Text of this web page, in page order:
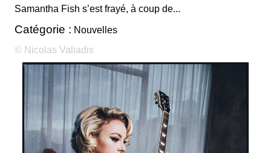
Samantha Fish s’est frayé, à coup de...
Catégorie : Nouvelles
© Nicolas Valiadis